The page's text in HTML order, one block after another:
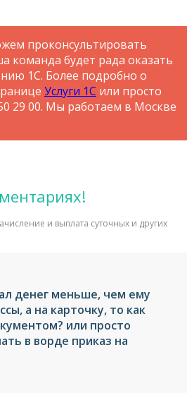
проконсультировать
команда будет рада оказать
1С. Более подробно о
Услуги 1С или просто
29 00. Мы работаем в Москве
и выплата суточных и других
денег меньше, чем ему
а на карточку, то как
или просто
в ворде приказ на